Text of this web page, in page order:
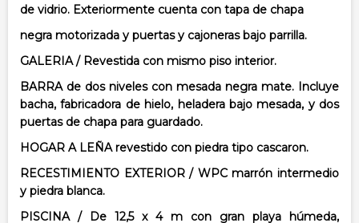
de vidrio. Exteriormente cuenta con tapa de chapa
negra motorizada y puertas y cajoneras bajo parrilla.
GALERIA / Revestida con mismo piso interior.
BARRA de dos niveles con mesada negra mate. Incluye
bacha, fabricadora de hielo, heladera bajo mesada, y dos
puertas de chapa para guardado.
HOGAR A LEÑA revestido con piedra tipo cascaron.
RECESTIMIENTO EXTERIOR / WPC marrón intermedio
y piedra blanca.
PISCINA / De 12,5 x 4 m con gran playa húmeda,